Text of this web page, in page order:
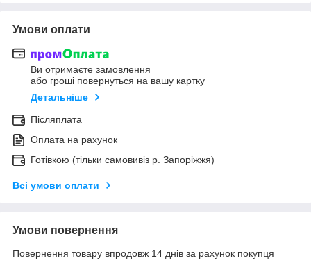
Умови оплати
Ви отримаєте замовлення
або гроші повернуться на вашу картку
Детальніше
Післяплата
Оплата на рахунок
Готівкою (тільки самовивіз р. Запоріжжя)
Всі умови оплати
Умови повернення
Повернення товару впродовж 14 днів за рахунок покупця